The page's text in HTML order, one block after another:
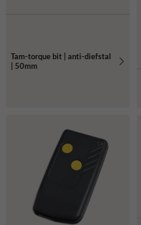
Tam-torque bit | anti-diefstal
| 50mm